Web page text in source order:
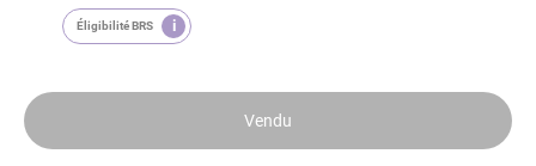
Éligibilité BRS i
Vendu